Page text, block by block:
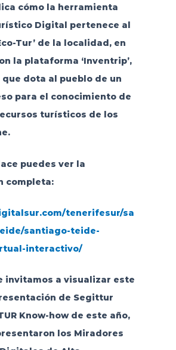
cómo la herramienta
Digital pertenece al
Tur’ de la localidad, en
la plataforma ‘Inventrip’,
que dota al pueblo de un
para el conocimiento de
turísticos de los
puedes ver la
completa:
tenerifesur/sa
santiago-teide-
interactivo/
invitamos a visualizar este
de Segittur
Know-how de este año,
los Miradores